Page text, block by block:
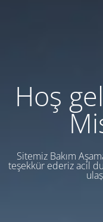
Hoş
Sitemiz Bakım
teşekkür ederiz acil